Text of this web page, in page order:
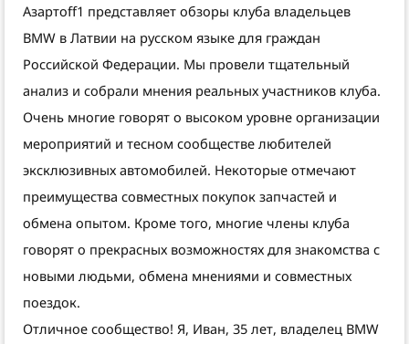
Азартоff1 представляет обзоры клуба владельцев
BMW в Латвии на русском языке для граждан
Российской Федерации. Мы провели тщательный
анализ и собрали мнения реальных участников клуба.
Очень многие говорят о высоком уровне организации
мероприятий и тесном сообществе любителей
эксклюзивных автомобилей. Некоторые отмечают
преимущества совместных покупок запчастей и
обмена опытом. Кроме того, многие члены клуба
говорят о прекрасных возможностях для знакомства с
новыми людьми, обменa мнениями и совместных
поездок.
Отличное сообщество! Я, Иван, 35 лет, владелец BMW